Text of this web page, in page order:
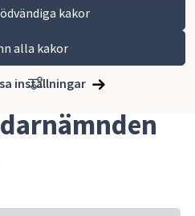
kakor
alla kakor
inställningar
politik
Anslagstavla